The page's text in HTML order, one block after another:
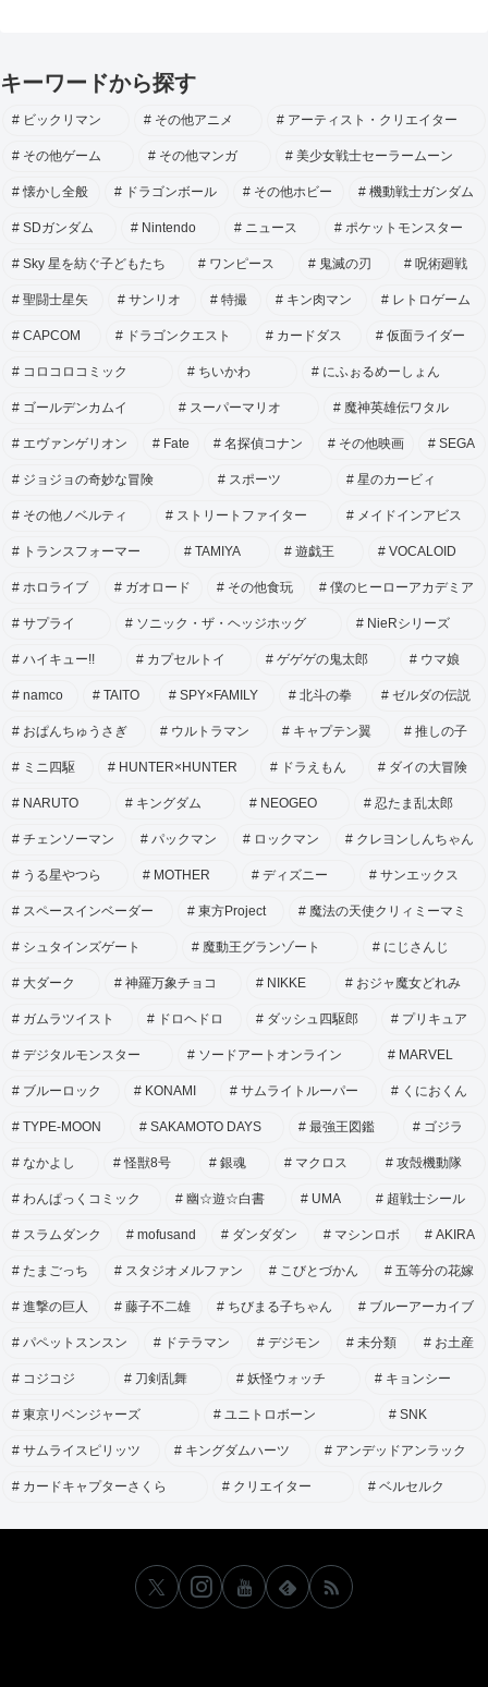
キーワードから探す
ビックリマン その他アニメ アーティスト・クリエイター
その他ゲーム その他マンガ 美少女戦士セーラームーン
懐かし全般 ドラゴンボール その他ホビー 機動戦士ガンダム
SDガンダム Nintendo ニュース ポケットモンスター
Sky 星を紡ぐ子どもたち ワンピース 鬼滅の刃 呪術廻戦
聖闘士星矢 サンリオ 特撮 キン肉マン レトロゲーム
CAPCOM ドラゴンクエスト カードダス 仮面ライダー
コロコロコミック ちいかわ にふぉるめーしょん
ゴールデンカムイ スーパーマリオ 魔神英雄伝ワタル
エヴァンゲリオン Fate 名探偵コナン その他映画 SEGA
ジョジョの奇妙な冒険 スポーツ 星のカービィ
その他ノベルティ ストリートファイター メイドインアビス
トランスフォーマー TAMIYA 遊戯王 VOCALOID
ホロライブ ガオロード その他食玩 僕のヒーローアカデミア
サプライ ソニック・ザ・ヘッジホッグ NieRシリーズ
ハイキュー!! カプセルトイ ゲゲゲの鬼太郎 ウマ娘
namco TAITO SPY×FAMILY 北斗の拳 ゼルダの伝説
おぱんちゅうさぎ ウルトラマン キャプテン翼 推しの子
ミニ四駆 HUNTER×HUNTER ドラえもん ダイの大冒険
NARUTO キングダム NEOGEO 忍たま乱太郎
チェンソーマン パックマン ロックマン クレヨンしんちゃん
うる星やつら MOTHER ディズニー サンエックス
スペースインベーダー 東方Project 魔法の天使クリィミーマミ
シュタインズゲート 魔動王グランゾート にじさんじ
大ダーク 神羅万象チョコ NIKKE おジャ魔女どれみ
ガムラツイスト ドロヘドロ ダッシュ四駆郎 プリキュア
デジタルモンスター ソードアートオンライン MARVEL
ブルーロック KONAMI サムライトルーパー くにおくん
TYPE-MOON SAKAMOTO DAYS 最強王図鑑 ゴジラ
なかよし 怪獣8号 銀魂 マクロス 攻殻機動隊
わんぱっくコミック 幽☆遊☆白書 UMA 超戦士シール
スラムダンク mofusand ダンダダン マシンロボ AKIRA
たまごっち スタジオメルファン こびとづかん 五等分の花嫁
進撃の巨人 藤子不二雄 ちびまる子ちゃん ブルーアーカイブ
パペットスンスン ドテラマン デジモン 未分類 お土産
コジコジ 刀剣乱舞 妖怪ウォッチ キョンシー
東京リベンジャーズ ユニトロボーン SNK
サムライスピリッツ キングダムハーツ アンデッドアンラック
カードキャプターさくら クリエイター ベルセルク